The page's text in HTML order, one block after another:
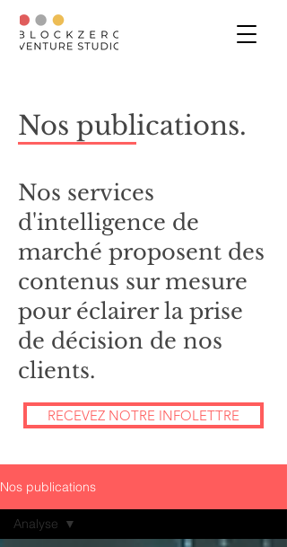
Nos publications.
Nos services
d'intelligence de
marché proposent des
contenus sur mesure
pour éclairer la prise
de décision de nos
clients.
RECEVEZ NOTRE INFOLETTRE
Nos publications
Analyse